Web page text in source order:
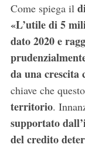
Come spiega il
«L’utile di 5
dato 2020 e
da una crescita
chiave che
territorio.
supportato
del credito